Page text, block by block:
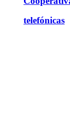
telefónicas